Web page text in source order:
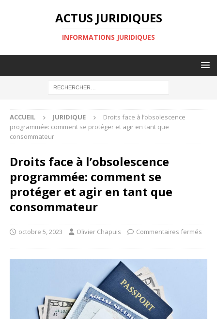
ACTUS JURIDIQUES
INFORMATIONS JURIDIQUES
ACCUEIL JURIDIQUE
Droits face à l’obsolescence
programmée: comment se protéger et agir en tant que
consommateur
Droits face à l’obsolescence
programmée: comment se
protéger et agir en tant que
consommateur
octobre 5, 2023 Olivier Chapuis Commentaires fermés